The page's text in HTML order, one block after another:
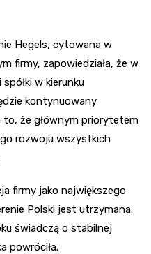
Hegels, cytowana w
firmy, zapowiedziała, że w
w kierunku
kontynuowany
to, że głównym priorytetem
rozwoju wszystkich
firmy jako największego
Polski jest utrzymana.
świadczą o stabilnej
powróciła.